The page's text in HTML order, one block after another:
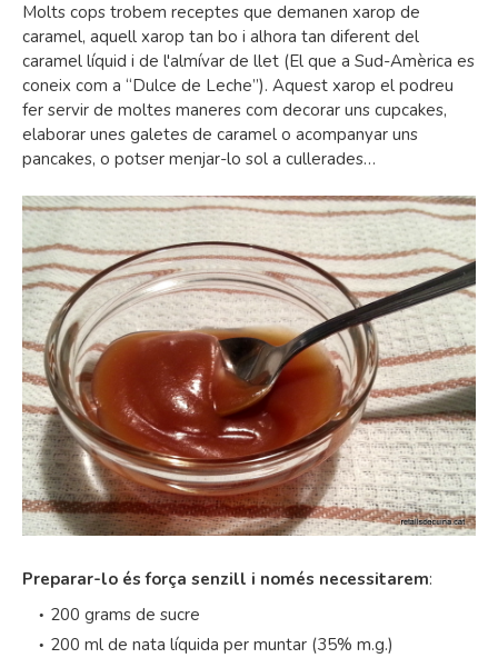
Molts cops trobem receptes que demanen xarop de
caramel, aquell xarop tan bo i alhora tan diferent del
caramel líquid i de l'almívar de llet (El que a Sud-Amèrica es
coneix com a “Dulce de Leche”). Aquest xarop el podreu
fer servir de moltes maneres com decorar uns cupcakes,
elaborar unes galetes de caramel o acompanyar uns
pancakes, o potser menjar-lo sol a cullerades…
Preparar-lo és força senzill i només necessitarem:
200 grams de sucre
200 ml de nata líquida per muntar (35% m.g.)